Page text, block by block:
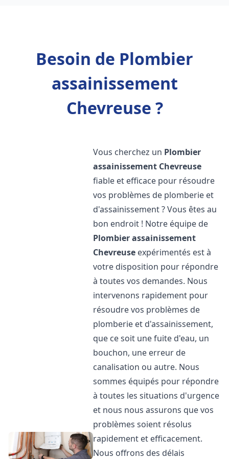
Besoin de Plombier
assainissement
Chevreuse ?
Vous cherchez un Plombier
assainissement Chevreuse
fiable et efficace pour résoudre
vos problèmes de plomberie et
d'assainissement ? Vous êtes au
bon endroit ! Notre équipe de
Plombier assainissement
Chevreuse expérimentés est à
votre disposition pour répondre
à toutes vos demandes. Nous
intervenons rapidement pour
résoudre vos problèmes de
plomberie et d'assainissement,
que ce soit une fuite d'eau, un
bouchon, une erreur de
canalisation ou autre. Nous
sommes équipés pour répondre
à toutes les situations d'urgence
et nous nous assurons que vos
problèmes soient résolus
rapidement et efficacement.
Nous offrons des délais